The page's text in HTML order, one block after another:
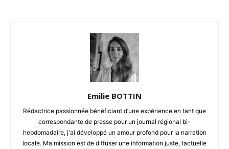
Emilie BOTTIN
Rédactrice passionnée bénéficiant d’une expérience en tant que
correspondante de presse pour un journal régional bi-
hebdomadaire, j'ai développé un amour profond pour la narration
locale. Ma mission est de diffuser une information juste, factuelle